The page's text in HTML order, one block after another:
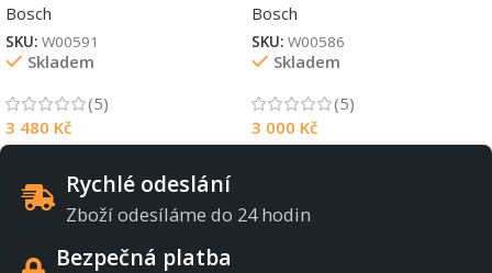
Bosch
SKU: W00591
Skladem
(5)
3 480 Kč
Bosch
SKU: W00586
Skladem
(5)
3 000 Kč
Rychlé odeslání
Zboží odesíláme do 24 hodin
Bezpečná platba